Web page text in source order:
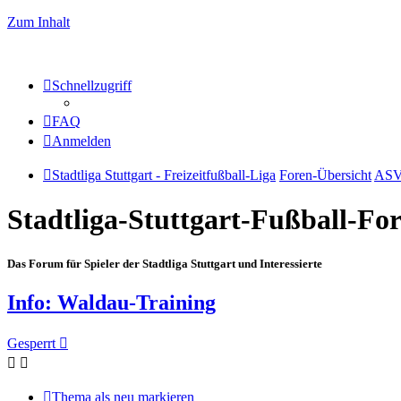
Zum Inhalt
Schnellzugriff
FAQ
Anmelden
Stadtliga Stuttgart - Freizeitfußball-Liga Foren-Übersicht
Stadtliga-Stuttgart-Fußball-
Das Forum für Spieler der Stadtliga Stuttgart und Interessierte
Info: Waldau-Training
Gesperrt
Thema als neu markieren